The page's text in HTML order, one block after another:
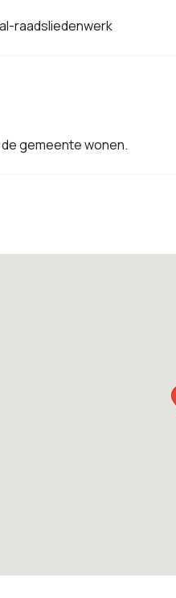
raadsliedenwerk
gemeente wonen.